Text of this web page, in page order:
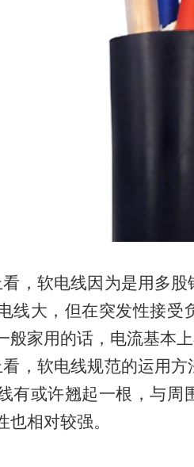
看，软电线因为是用多
线大，但在突发性接
般家用的话，电流基本
看，软电线规范的运用
有或许翘起一根，与周
相对较强。